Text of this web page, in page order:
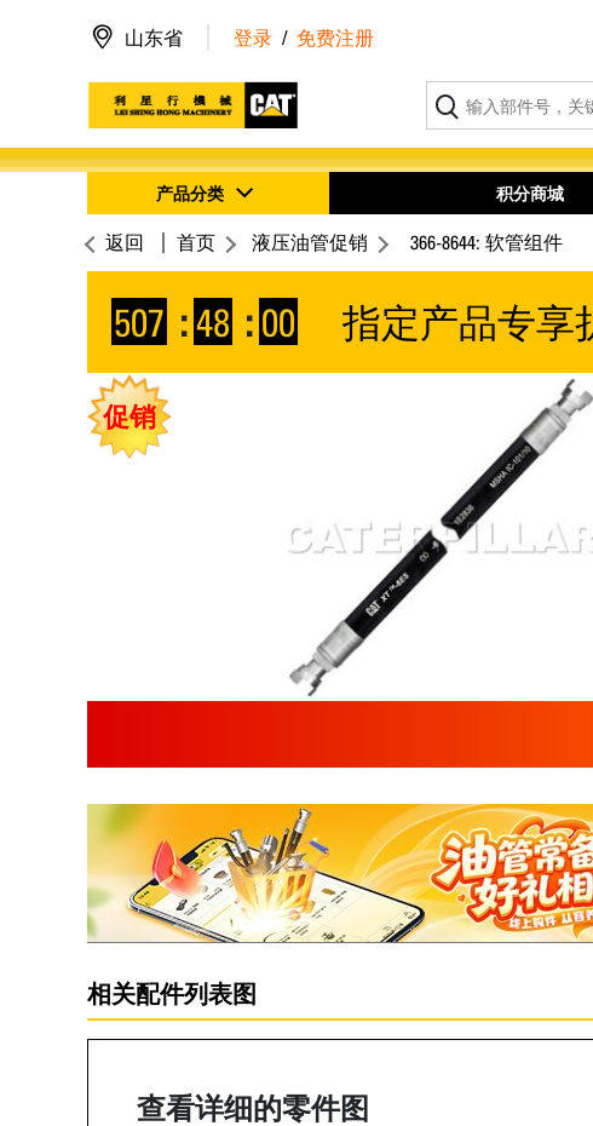
山东省 登录 / 免费注册
产品分类 积分商城
返回 首页 液压油管促销 366-8644: 软管组件
507 :47 : 59 指定产品专享
促销
相关配件列表图
查看详细的零件图